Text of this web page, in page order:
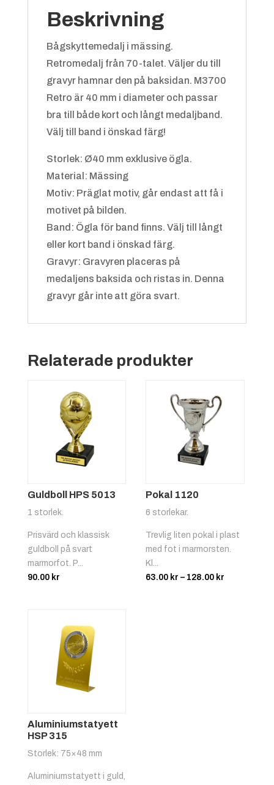
Blå/vit+4.25 kr
Grön/vit 4.25 kr
Röd/gul 4.25 kr
Beskrivning
Bågskyttemedalj i mässing.
Retromedalj från 70-talet. Väljer du till
gravyr hamnar den på baksidan. M3700
Retro är 40 mm i diameter och passar
bra till både kort och långt medaljband.
Välj till band i önskad färg!
Storlek: Ø40 mm exklusive ögla.
Material: Mässing
Motiv: Präglat motiv, går endast att få i
motivet på bilden.
Band: Ögla för band finns. Välj till långt
eller kort band i önskad färg.
Gravyr: Gravyren placeras på
medaljens baksida och ristas in. Denna
gravyr går inte att göra svart.
Relaterade produkter
Guldboll HPS 5013
1 storlek.
Prisvärd och klassisk
guldboll på svart
marmorfot. P...
90.00 kr
Pokal 1120
6 storlekar.
Trevlig liten pokal i plast
med fot i marmorsten.
Kl...
63.00 kr – 128.00 kr
Aluminiumstatyett
HSP 315
Storlek: 75×48 mm
Aluminiumstatyett i guld,